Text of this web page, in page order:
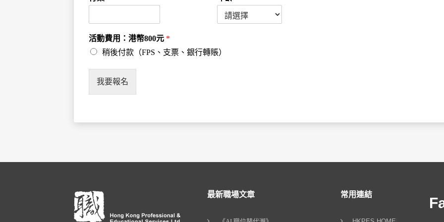
活動費用：港幣800元 *
稍後付款（FPS、支票、銀行轉賬）
我要報名
最新職場文章 常用連結